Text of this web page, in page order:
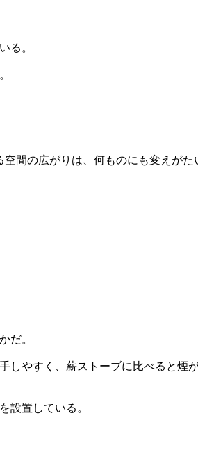
る。
間の広がりは、何ものにも変えが
だ。
やすく、薪ストーブに比べると
設置している。